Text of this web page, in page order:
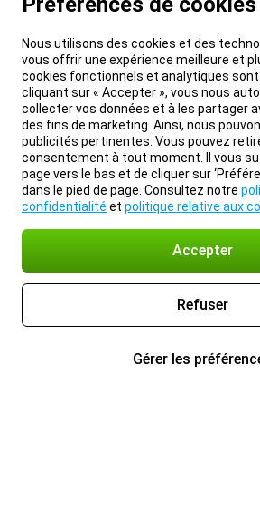
Nous utilisons des cookies et des
vous offrir une expérience meilleure et
cookies fonctionnels et analytiques
cliquant sur « Accepter », vous nous
collecter vos données et à les partager
des fins de marketing. Ainsi, nous
publicités pertinentes. Vous pouvez
consentement à tout moment. Il vous
page vers le bas et de cliquer sur
dans le pied de page. Consultez notre
confidentialité et politique relative aux
Accepter
Refuser
Gérer les